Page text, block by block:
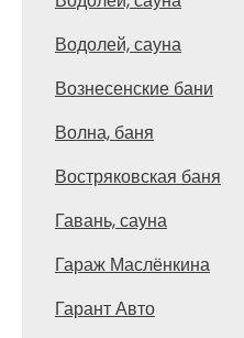
Водолей, сауна
Вознесенские бани
Волна, баня
Востряковская баня
Гавань, сауна
Гараж Маслёнкина
Гарант Авто